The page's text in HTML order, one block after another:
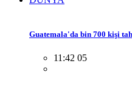
Guatemala'da bin 700 kişi
11:42 05